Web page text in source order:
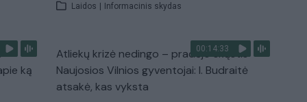
Laidos | Informacinis skydas
–
ką
00:14:33
Atliekų krizė nedingo – pradėjo skųstis
Naujosios Vilnios gyventojai: I. Budraitė
atsakė, kas vyksta